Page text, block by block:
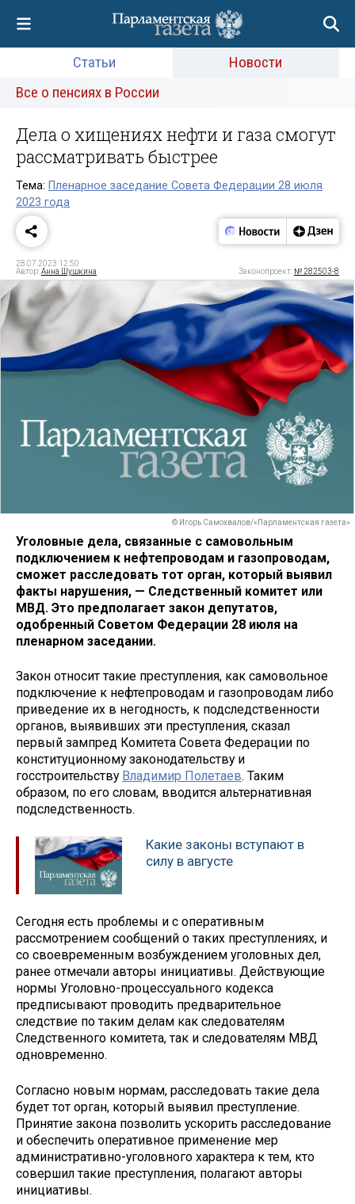
Статьи
Новости
Все о пенсиях в России
Дела о хищениях нефти и газа смогут
рассматривать быстрее
Тема: Пленарное заседание Совета Федерации 28 июля
2023 года
28.07.2023 12:50
Автор:Анна Шушкина Законопроект: № 282503-8
© Игорь Самохвалов/«Парламентская газета»
Уголовные дела, связанные с самовольным
подключением к нефтепроводам и газопроводам,
сможет расследовать тот орган, который выявил
факты нарушения, — Следственный комитет или
МВД. Это предполагает закон депутатов,
одобренный Советом Федерации 28 июля на
пленарном заседании.
Закон относит такие преступления, как самовольное
подключение к нефтепроводам и газопроводам либо
приведение их в негодность, к подследственности
органов, выявивших эти преступления, сказал
первый зампред Комитета Совета Федерации по
конституционному законодательству и
госстроительству Владимир Полетаев. Таким
образом, по его словам, вводится альтернативная
подследственность.
Какие законы вступают в
силу в августе
Сегодня есть проблемы и с оперативным
рассмотрением сообщений о таких преступлениях, и
со своевременным возбуждением уголовных дел,
ранее отмечали авторы инициативы. Действующие
нормы Уголовно-процессуального кодекса
предписывают проводить предварительное
следствие по таким делам как следователям
Следственного комитета, так и следователям МВД
одновременно.
Согласно новым нормам, расследовать такие дела
будет тот орган, который выявил преступление.
Принятие закона позволить ускорить расследование
и обеспечить оперативное применение мер
административно-уголовного характера к тем, кто
совершил такие преступления, полагают авторы
инициативы.